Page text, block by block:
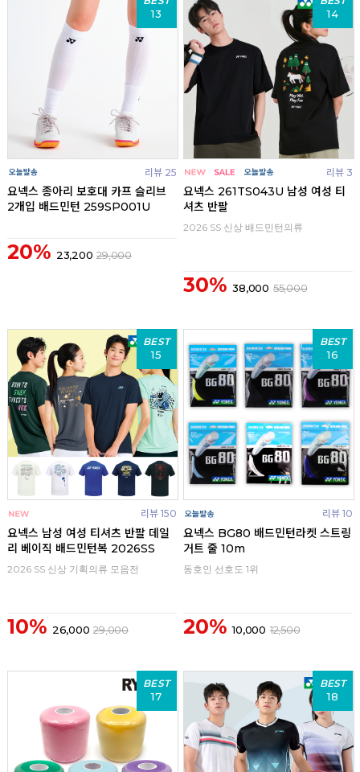
13
리뷰 25
요넥스 종아리 보호대 카프 슬리브
2개입 배드민턴 259SP001U
20% 23,200 29,000
14
리뷰 3
요넥스 261TS043U 남성 여성 티
셔츠 반팔
2026 SS 신상 배드민턴의류
30% 38,000 55,000
BEST
15
리뷰 150
요넥스 남성 여성 티셔츠 반팔 데일
리 베이직 배드민턴복 2026SS
2026 SS 신상 기획의류 모음전
10% 26,000 29,000
BEST
16
리뷰 10
요넥스 BG80 배드민턴라켓 스트링
거트 줄 10m
동호인 선호도 1위
20% 10,000 12,500
BEST
17
BEST
18